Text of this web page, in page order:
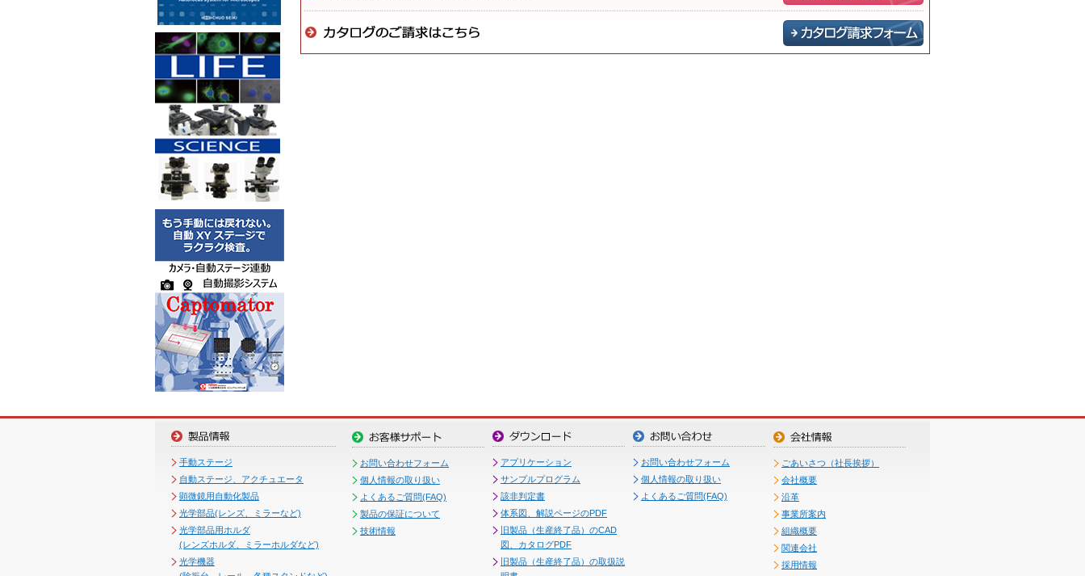
手動ステージ
自動ステージ、アクチュエータ
顕微鏡用自動化製品
光学部品(レンズ、ミラーなど)
光学部品用ホルダ
(レンズホルダ、ミラーホルダなど)
光学機器
お問い合わせフォーム
個人情報の取り扱い
よくあるご質問(FAQ)
製品の保証について
技術情報
アプリケーション
サンプルプログラム
該非判定書
体系図、解説ページのPDF
旧製品（生産終了品）のCAD
図、カタログPDF
旧製品（生産終了品）の取扱説
お問い合わせフォーム
個人情報の取り扱い
よくあるご質問(FAQ)
ごあいさつ（社長挨拶）
会社概要
沿革
事業所案内
組織概要
関連会社
採用情報